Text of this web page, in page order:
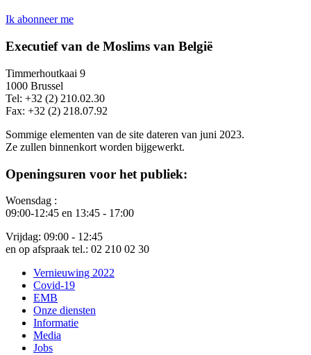
Ik abonneer me
Executief van de Moslims van België
Timmerhoutkaai 9
1000 Brussel
Tel: +32 (2) 210.02.30
Fax: +32 (2) 218.07.92
Sommige elementen van de site dateren van juni 2023.
Ze zullen binnenkort worden bijgewerkt.
Openingsuren voor het publiek:
Woensdag :
09:00-12:45 en 13:45 - 17:00
Vrijdag: 09:00 - 12:45
en op afspraak tel.: 02 210 02 30
Vernieuwing 2022
Covid-19
EMB
Onze diensten
Informatie
Media
Jobs